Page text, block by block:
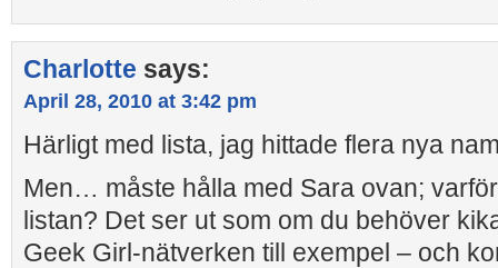
Charlotte says:
April 28, 2010 at 3:42 pm
Härligt med lista, jag hittade flera nya
Men… måste hålla med Sara ovan;
listan? Det ser ut som om du behöver
Geek Girl-nätverken till exempel – och